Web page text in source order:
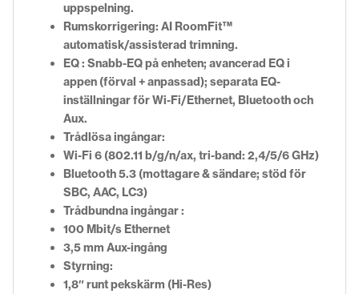
uppspelning.
Rums­korrigering: AI RoomFit™
automatisk/assisterad trimning.
EQ : Snabb-EQ på enheten; avancerad EQ i
appen (förval + anpassad); separata EQ-
inställningar för Wi-Fi/Ethernet, Bluetooth och
Aux.
Trådlösa ingångar:
Wi-Fi 6 (802.11 b/g/n/ax, tri-band: 2,4/5/6 GHz)
Bluetooth 5.3 (mottagare & sändare; stöd för
SBC, AAC, LC3)
Trådbundna ingångar :
100 Mbit/s Ethernet
3,5 mm Aux-ingång
Styrning:
1,8″ runt pekskärm (Hi-Res)